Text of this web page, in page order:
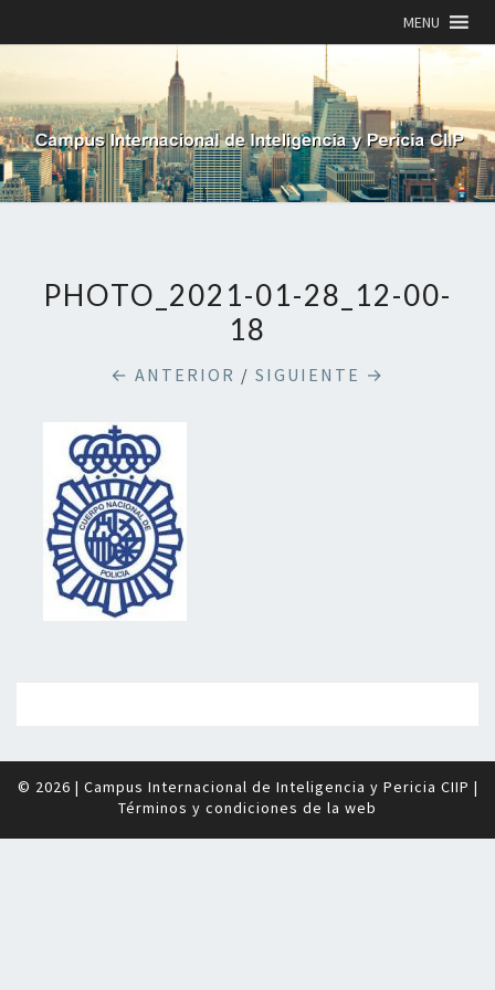
MENU
PHOTO_2021-01-28_12-00-
18
← ANTERIOR / SIGUIENTE →
© 2026 | Campus Internacional de Inteligencia y Pericia CIIP |
Términos y condiciones de la web